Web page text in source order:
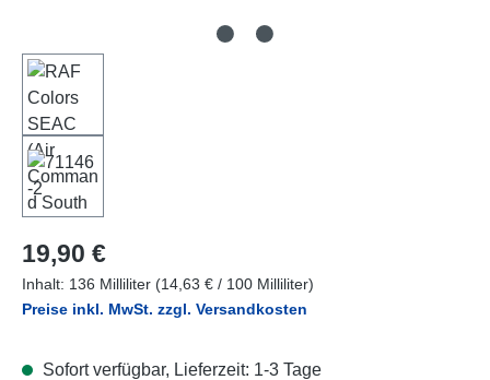
Regulärer Preis:
19,90 €
Inhalt: 136 Milliliter (14,63 € / 100 Milliliter)
Preise inkl. MwSt. zzgl. Versandkosten
Sofort verfügbar, Lieferzeit: 1-3 Tage